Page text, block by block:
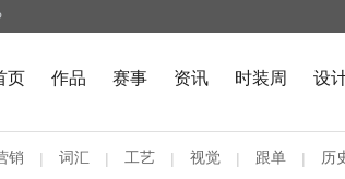
页 作品 赛事 资讯 时装周 设
销 | 词汇 | 工艺 | 视觉 | 跟单 | 历